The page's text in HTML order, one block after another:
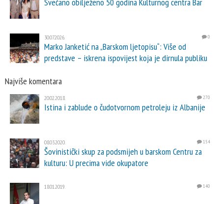
30.07.2026. 0
Marko Janketić na „Barskom ljetopisu“: Više od
predstave – iskrena ispovijest koja je dirnula publiku
Najviše komentara
20.02.2018. 270
Istina i zablude o čudotvornom petroleju iz Albanije
08.03.2020. 154
Šovinistički skup za podsmijeh u barskom Centru za
kulturu: U precima vide okupatore
18.01.2019. 140